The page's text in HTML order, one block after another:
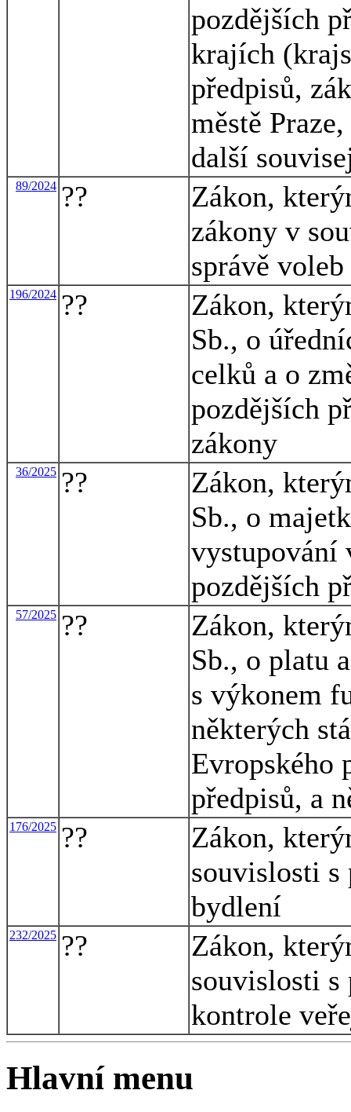
pozdějších
krajích
předpisů,
městě
další
89/2024 ??
Zákon,
zákony v
správě voleb
196/2024 ??
Zákon,
Sb., o
celků a o
pozdějších
zákony
36/2025 ??
Zákon,
Sb., o
vystupování
pozdějších
57/2025 ??
Zákon,
Sb., o platu
s výkonem
některých
Evropského
předpisů, a
176/2025 ??
Zákon,
souvislosti s
bydlení
232/2025 ??
Zákon,
souvislosti
kontrole
Hlavní menu